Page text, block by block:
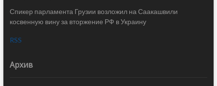
Спикер парламента Грузии возложил на Саакашвили
косвенную вину за вторжение РФ в Украину
RSS
Архив